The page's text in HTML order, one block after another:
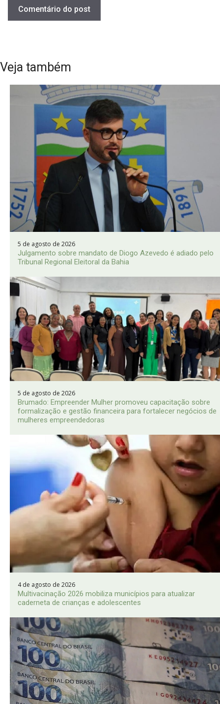
Veja também
5 de agosto de 2026
Julgamento sobre mandato de Diogo Azevedo é adiado pelo
Tribunal Regional Eleitoral da Bahia
5 de agosto de 2026
Brumado: Empreender Mulher promoveu capacitação sobre
formalização e gestão financeira para fortalecer negócios de
mulheres empreendedoras
4 de agosto de 2026
Multivacinação 2026 mobiliza municípios para atualizar
caderneta de crianças e adolescentes